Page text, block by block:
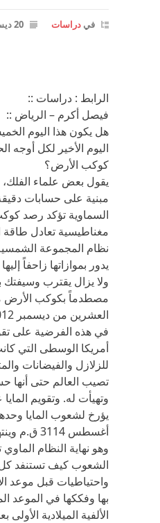
في دراسات 20 ديسمبر، 2012
الرابط : دراسات ::
فيصل أكرم – الرياض ::
اليوم الأخير لكل أوجه
كوكب الأرض؟
يقول بعض علماء
مبنية على حسابات
السماوية تؤكد رصد
مغناطيسية تعادل
نظام المجموعة
يدور بموازاتها زاحفاً
ولا يزال يقترب وسيفتك
مصطدماً بكوكب الأرض
في هذه الفرضية على
أمريكا الوسطى التي
للزلازل والفيضانات
تصيب العالم حتى أنها
وتهيأت له. وتقويم
وهو نهاية النظام
الشعوب كيف تستنفد
واحتياطيات قبل موعد
بها وفككها في الموعد
الألفية الميلادية